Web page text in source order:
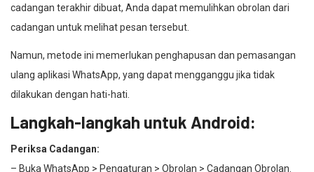
cadangan terakhir dibuat, Anda dapat memulihkan obrolan dari
cadangan untuk melihat pesan tersebut.
Namun, metode ini memerlukan penghapusan dan pemasangan
ulang aplikasi WhatsApp, yang dapat mengganggu jika tidak
dilakukan dengan hati-hati.
Langkah-langkah untuk Android:
Periksa Cadangan:
– Buka WhatsApp > Pengaturan > Obrolan > Cadangan Obrolan.